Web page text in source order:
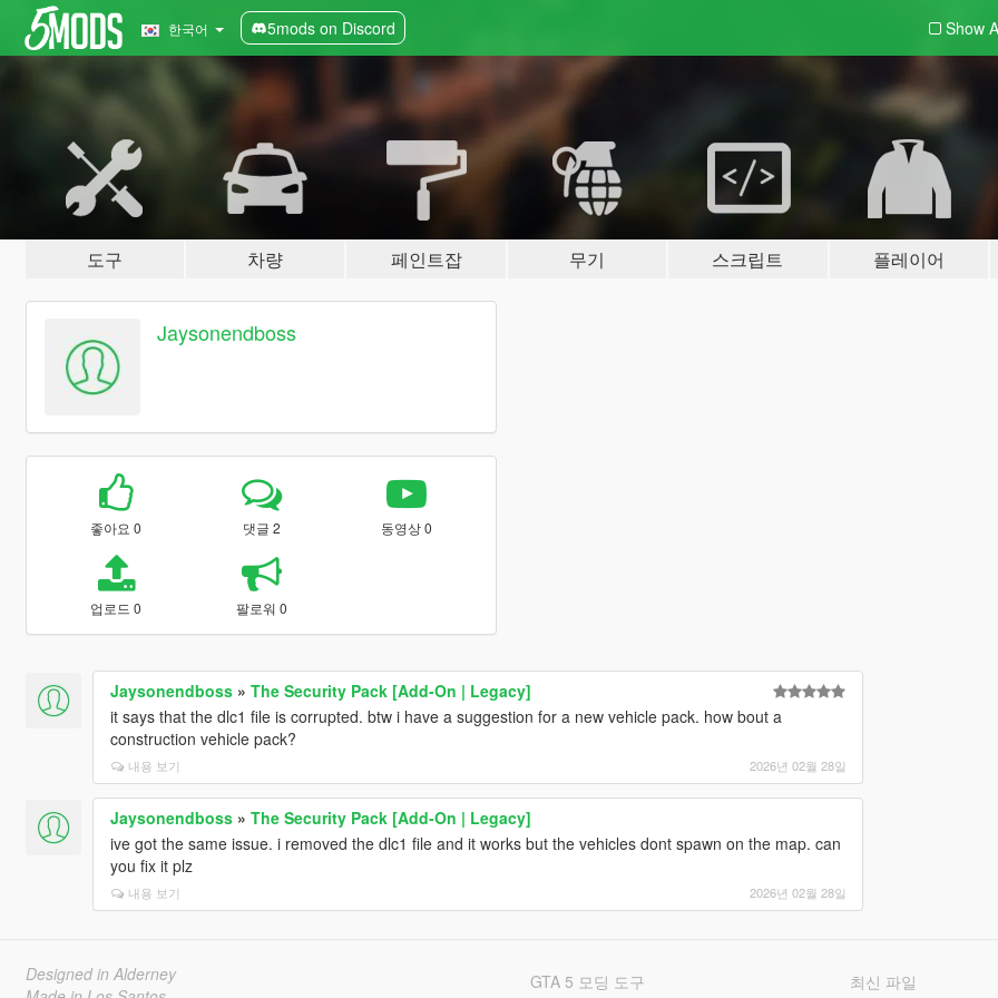
한국어 5mods on Discord Show
도구 차량 페인트잡 무기 스크립트 플레이어
Jaysonendboss
좋아요 0 댓글 2 동영상 0
업로드 0 팔로워 0
Jaysonendboss» The Security Pack [Add-On | Legacy]
it says that the dlc1 file is corrupted. btw i have a suggestion for a new vehicle pack. how bout a
construction vehicle pack?
내용 보기 2026년 02월 28일
Jaysonendboss» The Security Pack [Add-On | Legacy]
ive got the same issue. i removed the dlc1 file and it works but the vehicles dont spawn on the map. can
you fix it plz
내용 보기 2026년 02월 28일
Designed in Alderney
GTA 5 모딩 도구 최신 파일